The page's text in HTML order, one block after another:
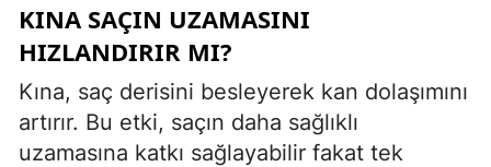
KINA SAÇIN UZAMASINI
HIZLANDIRIR MI?
Kına, saç derisini besleyerek kan dolaşımını
artırır. Bu etki, saçın daha sağlıklı
uzamasına katkı sağlayabilir fakat tek